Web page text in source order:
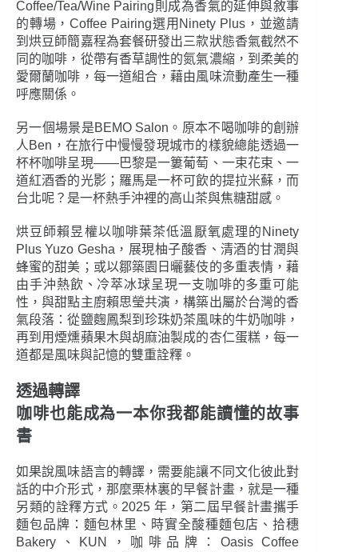
Coffee/Tea/Wine Pairing則成為香氣的延伸與敘事
的轉場，Coffee Pairing選用Ninety Plus，並邀請
到烘豆師簡嘉程為套餐研發出三款狀態香氣截然不
同的咖啡，從帶有香草調性的氮氣濃縮，到柔美的
愛爾蘭咖啡，每一道組合，藉由風味流動產生一種
呼應關係。
另一個場景是BEMO Salon。原本不喝咖啡的創辦
人Ben，在旅行中慢慢發現城市的樣貌總能透過一
杯杯咖啡呈現——巴黎是一簍葡萄、一束花束、一
道紅酒香的光影；羅馬是一杯可飲的提拉米蘇，而
台北呢？是一杯熱手沖裡的高山茶與焦糖甜感。
烘豆師賴昱權以咖啡葉茶低溫厭氧處理的Ninety
Plus Yuzo Gesha，展現柚子酸香、清酒的甘潤與
蜂蜜的甜美；或以鄒築園日曬藝伎的多重表情，藉
由手沖熱飲、冷萃冰球呈現一支咖啡的多重可能
性，與甜點主廚賴思瑩共演，構築出屬於台灣的香
氣段落：從鹽麴鳳梨到珍珠奶茶風味的牛奶咖啡，
再到用煙燻蘋果木與胡麻油製成的杏仁蛋糕，每一
道都是風味與記憶的雙重詮釋。
透過轉譯
咖啡也能成為一本你我都能讀懂的故事
書
如果說風味語言的轉譯，需要能讓不同文化彼此對
話的中介形式，那麼栗林裏的早餐計畫，就是一種
另類的詮釋方式。2025 年，第二屆早餐計畫攜手
麵包品牌：麵包林里、時實全酸種麵包店、拾穗
Bakery、KUN，咖啡品牌：Oasis Coffee